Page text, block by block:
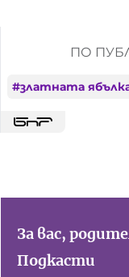
ПО
#златната
За вас,
Подкасти